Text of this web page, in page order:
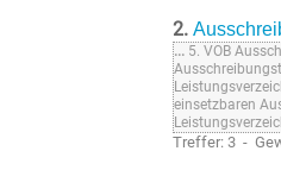
2.
... 5. VOB
einsetzbaren
Treffer: 3 -